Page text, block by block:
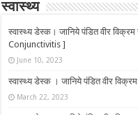
स्वास्थ्य
स्वास्थ्य डेस्क। जानिये पंडित वीर
Conjunctivitis ]
June 10, 2023
स्वास्थ्य डेस्क । जानिये पंडित वीर
March 22, 2023